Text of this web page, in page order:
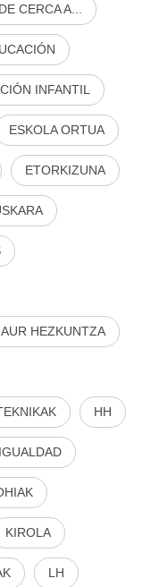
CERCA A...
INFANTIL
ESKOLA ORTUA
ETORKIZUNA
HEZKUNTZA
HH
IGUALDAD
KIROLA
LH